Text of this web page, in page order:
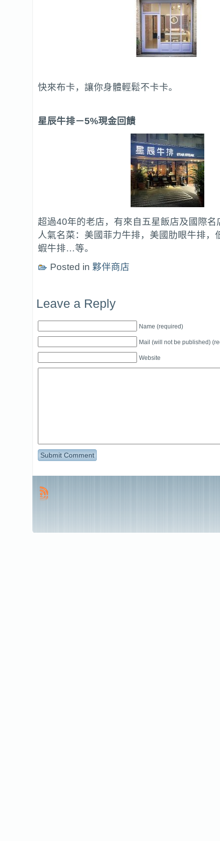
快來布卡，讓你身體輕鬆不卡卡。
星辰牛排－5%現金回饋
超過40年的老店，有來自五星飯店及國際
人氣名菜：美國菲力牛排，美國肋眼牛排，
蝦牛排…等。
Posted in 夥伴商店
Leave a Reply
Name (required)
Mail (will not be published)
Website